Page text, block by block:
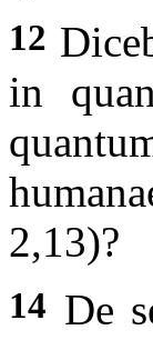
12
in
2,13)?
14 De